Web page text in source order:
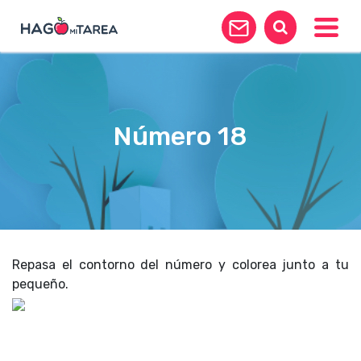
Número 18
Repasa el contorno del número y colorea junto a tu
pequeño.